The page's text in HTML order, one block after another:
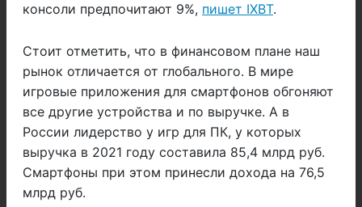
консоли предпочитают 9%, пишет IXBT.
Стоит отметить, что в финансовом плане наш
рынок отличается от глобального. В мире
игровые приложения для смартфонов обгоняют
все другие устройства и по выручке. А в
России лидерство у игр для ПК, у которых
выручка в 2021 году составила 85,4 млрд руб.
Смартфоны при этом принесли дохода на 76,5
млрд руб.